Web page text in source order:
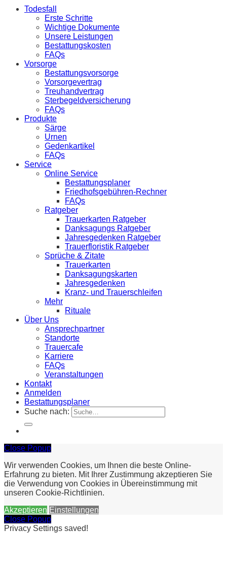
Todesfall
Erste Schritte
Wichtige Dokumente
Unsere Leistungen
Bestattungskosten
FAQs
Vorsorge
Bestattungsvorsorge
Vorsorgevertrag
Treuhandvertrag
Sterbegeldversicherung
FAQs
Produkte
Särge
Urnen
Gedenkartikel
FAQs
Service
Online Service
Bestattungsplaner
Friedhofsgebühren-Rechner
FAQs
Ratgeber
Trauerkarten Ratgeber
Danksagungs Ratgeber
Jahresgedenken Ratgeber
Trauerfloristik Ratgeber
Sprüche & Zitate
Trauerkarten
Danksagungskarten
Jahresgedenken
Kranz- und Trauerschleifen
Mehr
Rituale
Über Uns
Ansprechpartner
Standorte
Trauercafe
Karriere
FAQs
Veranstaltungen
Kontakt
Anmelden
Bestattungsplaner
Suche nach:
Close Popup
Wir verwenden Cookies, um Ihnen die beste Online-
Erfahrung zu bieten. Mit Ihrer Zustimmung akzeptieren Sie
die Verwendung von Cookies in Übereinstimmung mit
unseren Cookie-Richtlinien.
Akzeptieren Einstellungen
Close Popup
Privacy Settings saved!